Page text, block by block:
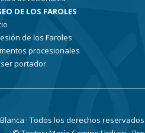
DE LOS FAROLES
de los Faroles
procesionales
portador
· Todos los derechos reservados